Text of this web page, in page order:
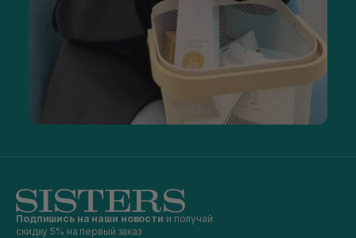
Подпишись на наши новости и получай
скидку 5% на первый заказ